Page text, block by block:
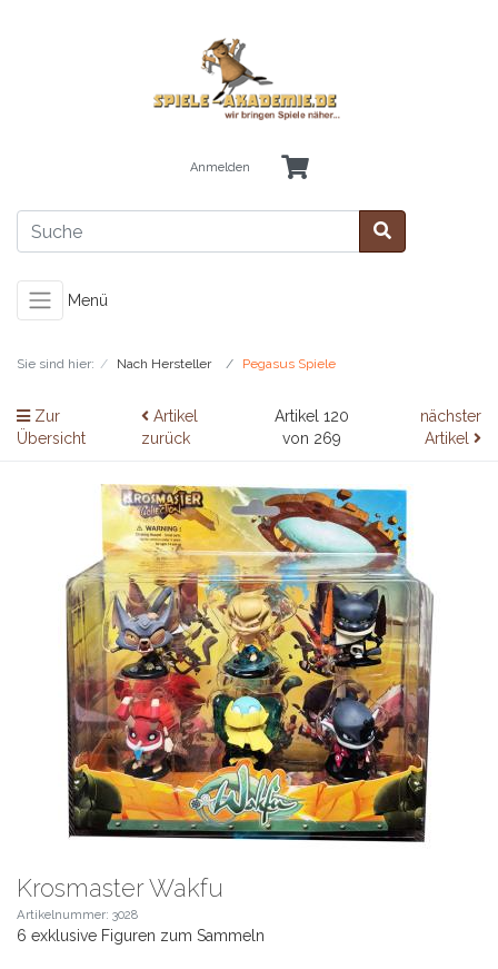
Anmelden
Menü
Sie sind hier: Nach Hersteller Pegasus Spiele
Zur
Übersicht
Artikel
zurück
Artikel 120
von 269
nächster
Artikel
Krosmaster Wakfu
Artikelnummer: 3028
6 exklusive Figuren zum Sammeln